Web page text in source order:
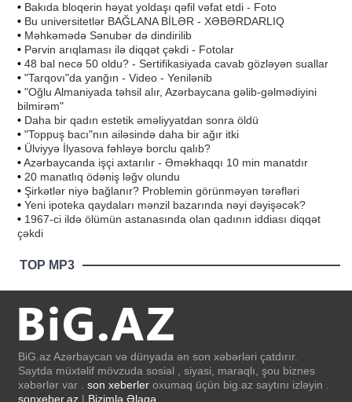
• Bakıda bloqerin həyat yoldaşı qəfil vəfat etdi - Foto
• Bu universitetlər BAĞLANA BİLƏR - XƏBƏRDARLIQ
• Məhkəmədə Sənubər də dindirilib
• Pərvin arıqlaması ilə diqqət çəkdi - Fotolar
• 48 bal necə 50 oldu? - Sertifikasiyada cavab gözləyən suallar
• "Tarqovı"da yanğın - Video - Yenilənib
• "Oğlu Almaniyada təhsil alır, Azərbaycana gəlib-gəlmədiyini
bilmirəm"
• Daha bir qadın estetik əməliyyatdan sonra öldü
• "Toppuş bacı"nın ailəsində daha bir ağır itki
• Ülviyyə İlyasova fəhləyə borclu qalıb?
•Azərbaycanda işçi axtarılır - Əməkhaqqı 10 min manatdır
• 20 manatlıq ödəniş ləğv olundu
• Şirkətlər niyə bağlanır? Problemin görünməyən tərəfləri
• Yeni ipoteka qaydaları mənzil bazarında nəyi dəyişəcək?
• 1967-ci ildə ölümün astanasında olan qadının iddiası diqqət
çəkdi
TOP MP3
BiG.az Azərbaycan və dünyada ən son xəbərləri çatdırır.
Saytda müxtəlif mövzuda sosial , siyasi, maraqlı, şou biznes
xəbərlər var . son xeberler oxumaq üçün big.az saytını izləyin .
sonxeber.az | Bizimlə Əlaqə